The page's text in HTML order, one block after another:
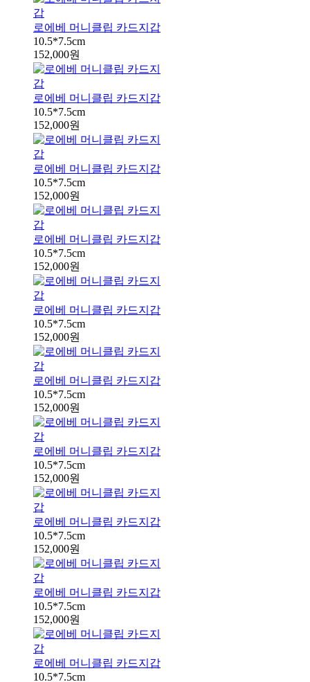
로에베 머니클립 카드지갑
10.5*7.5cm
152,000원
로에베 머니클립 카드지갑
10.5*7.5cm
152,000원
로에베 머니클립 카드지갑
10.5*7.5cm
152,000원
로에베 머니클립 카드지갑
10.5*7.5cm
152,000원
로에베 머니클립 카드지갑
10.5*7.5cm
152,000원
로에베 머니클립 카드지갑
10.5*7.5cm
152,000원
로에베 머니클립 카드지갑
10.5*7.5cm
152,000원
로에베 머니클립 카드지갑
10.5*7.5cm
152,000원
로에베 머니클립 카드지갑
10.5*7.5cm
152,000원
로에베 머니클립 카드지갑
10.5*7.5cm